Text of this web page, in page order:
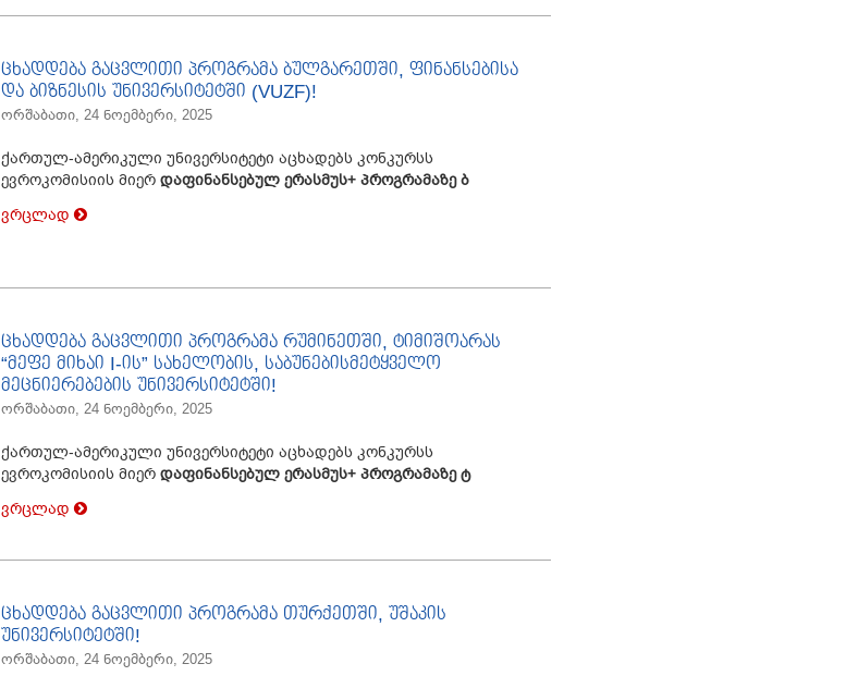
ცხადდება გაცვლითი პროგრამა ბულგარეთში, ფინანსებისა
და ბიზნესის უნივერსიტეტში (VUZF)!
ორშაბათი, 24 ნოემბერი, 2025
ქართულ-ამერიკული უნივერსიტეტი აცხადებს კონკურსს
ევროკომისიის მიერ დაფინანსებულ ერასმუს+ პროგრამაზე ბ
ვრცლად
ცხადდება გაცვლითი პროგრამა რუმინეთში, ტიმიშოარას
“მეფე მიხაი I-ის” სახელობის, საბუნებისმეტყველო
მეცნიერებების უნივერსიტეტში!
ორშაბათი, 24 ნოემბერი, 2025
ქართულ-ამერიკული უნივერსიტეტი აცხადებს კონკურსს
ევროკომისიის მიერ დაფინანსებულ ერასმუს+ პროგრამაზე ტ
ვრცლად
ცხადდება გაცვლითი პროგრამა თურქეთში, უშაკის
უნივერსიტეტში!
ორშაბათი, 24 ნოემბერი, 2025